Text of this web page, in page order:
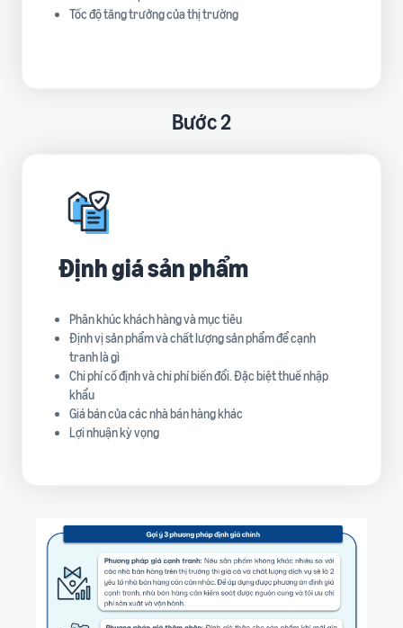
Tốc độ tăng trưởng của thị trường
Bước 2
Định giá sản phẩm
Phân khúc khách hàng và mục tiêu
Định vị sản phẩm và chất lượng sản phẩm để cạnh
tranh là gì
Chi phí cố định và chi phí biến đổi. Đặc biệt thuế nhập
khẩu
Giá bán của các nhà bán hàng khác
Lợi nhuận kỳ vọng